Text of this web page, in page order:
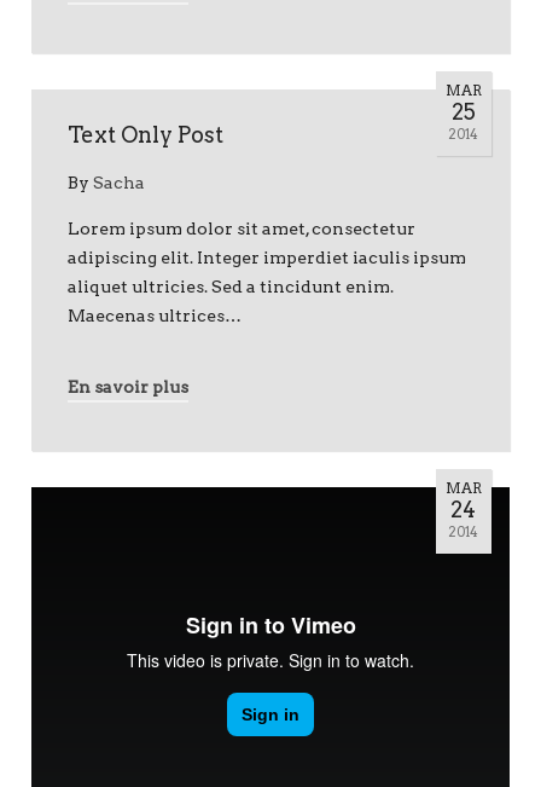
MAR
25
2014
Text Only Post
BySacha
Lorem ipsum dolor sit amet, consectetur
adipiscing elit. Integer imperdiet iaculis ipsum
aliquet ultricies. Sed a tincidunt enim.
Maecenas ultrices…
En savoir plus
MAR
24
2014